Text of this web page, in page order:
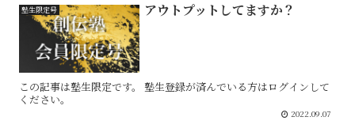
塾生限定号 アウトプットしてますか？
この記事は塾生限定です。 塾生登録が済んでいる方はログインして
ください。
2022.09.07